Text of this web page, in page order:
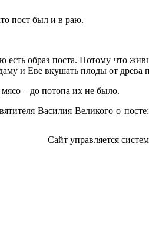
пост был и в раю.
образ поста. Потому что
и Еве вкушать плоды от древа
– до потопа их не было.
Василия Великого о
Сайт управляется